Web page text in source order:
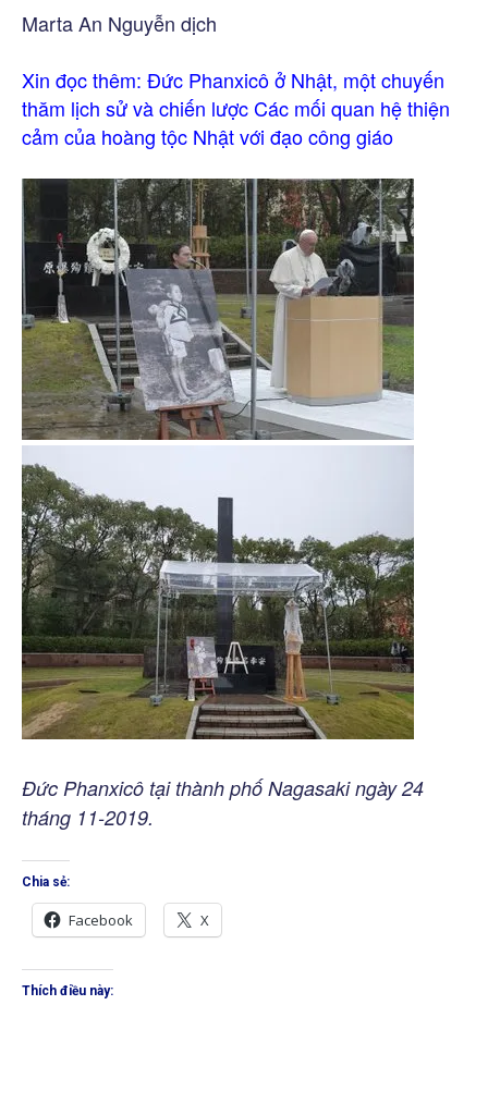
Marta An Nguyễn dịch
Xin đọc thêm: Đức Phanxicô ở Nhật, một chuyến
thăm lịch sử và chiến lượcCác mối quan hệ thiện
cảm của hoàng tộc Nhật với đạo công giáo
Đức Phanxicô tại thành phố Nagasaki ngày 24
tháng 11-2019.
Chia sẻ:
Facebook X
Thích điều này: